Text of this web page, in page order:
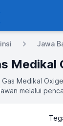
Warga
Jawa
Medikal
Medikal
melalui